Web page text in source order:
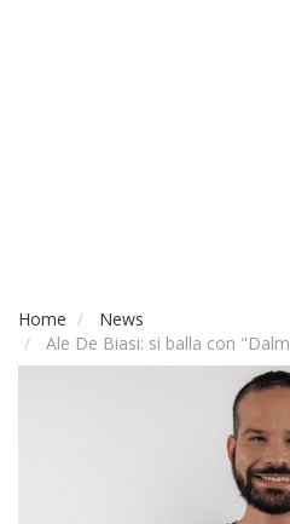
Home
News
Ale De Biasi: si balla con